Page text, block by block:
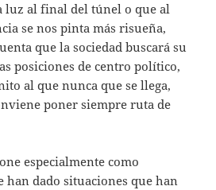
luz al final del túnel o que al
se nos pinta más risueña,
que la sociedad buscará su
posiciones de centro político,
al que nunca que se llega,
poner siempre ruta de
especialmente como
han dado situaciones que han